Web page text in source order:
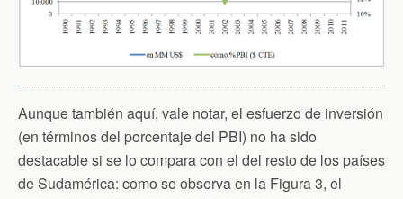
Aunque también aquí, vale notar, el esfuerzo de inversión
(en términos del porcentaje del PBI) no ha sido
destacable si se lo compara con el del resto de los países
de Sudamérica: como se observa en la Figura 3, el